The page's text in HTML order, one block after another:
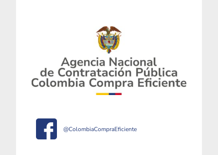
@ColombiaCompraEficiente